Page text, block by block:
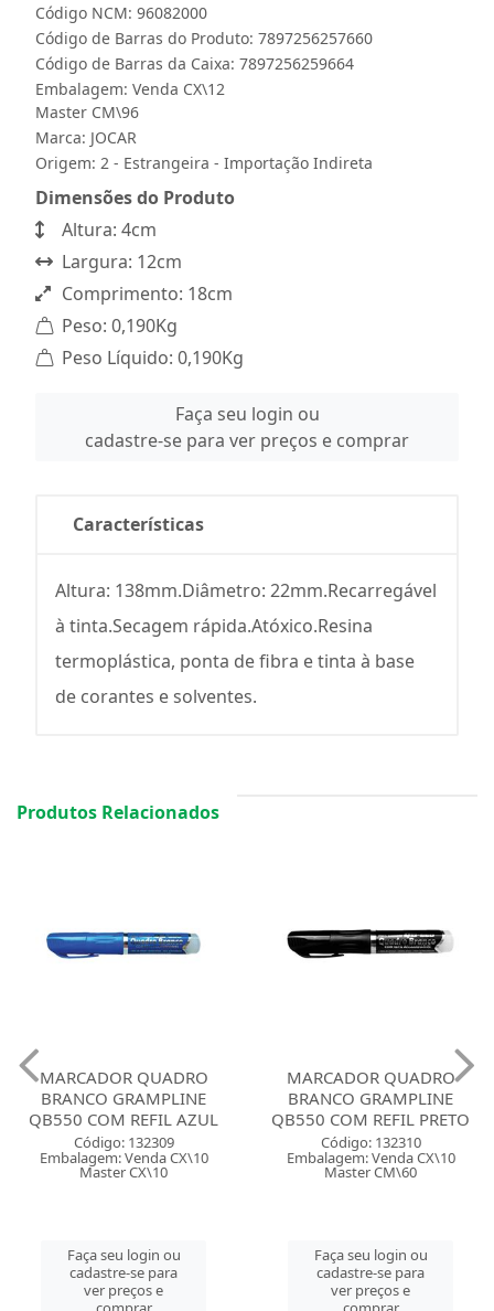
Código NCM: 96082000
Código de Barras do Produto: 7897256257660
Código de Barras da Caixa: 7897256259664
Embalagem: Venda CX\12
Master CM\96
Marca: JOCAR
Origem: 2 - Estrangeira - Importação Indireta
Dimensões do Produto
Altura: 4cm
Largura: 12cm
Comprimento: 18cm
Peso: 0,190Kg
Peso Líquido: 0,190Kg
Faça seu login ou
cadastre-se para ver preços e comprar
Características
Altura: 138mm.Diâmetro: 22mm.Recarregável
à tinta.Secagem rápida.Atóxico.Resina
termoplástica, ponta de fibra e tinta à base
de corantes e solventes.
Produtos Relacionados
MARCADOR QUADRO
BRANCO GRAMPLINE
QB550 COM REFIL AZUL
Código: 132309
Embalagem: Venda CX\10
Master CX\10
Faça seu login ou
cadastre-se para
ver preços e
MARCADOR QUADRO
BRANCO GRAMPLINE
QB550 COM REFIL PRETO
Código: 132310
Embalagem: Venda CX\10
Master CM\60
Faça seu login ou
cadastre-se para
ver preços e